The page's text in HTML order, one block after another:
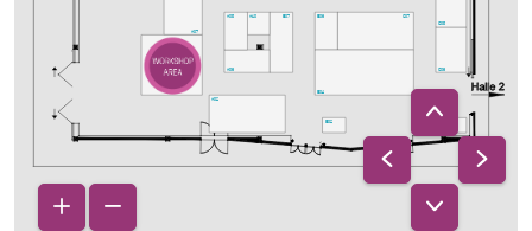
A06
A02
B02
B06
A10
A08
A07
B07
C06
C08
C07
B04